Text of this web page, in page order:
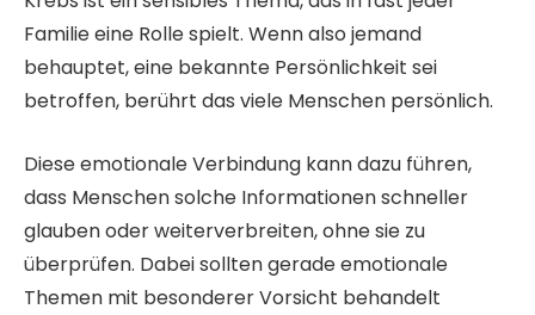
Familie eine Rolle spielt. Wenn also jemand
behauptet, eine bekannte Persönlichkeit sei
betroffen, berührt das viele Menschen persönlich.
Diese emotionale Verbindung kann dazu führen,
dass Menschen solche Informationen schneller
glauben oder weiterverbreiten, ohne sie zu
überprüfen. Dabei sollten gerade emotionale
Themen mit besonderer Vorsicht behandelt